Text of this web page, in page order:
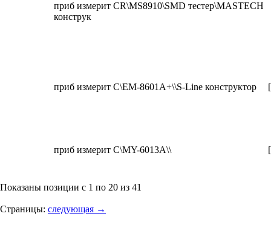
приб измерит CR\MS8910\SMD тестер\MASTECH
конструк
приб измерит C\EM-8601A+\\S-Line конструктор
приб измерит C\MY-6013A\\
Показаны позиции с 1 по 20 из 41
Страницы: следующая →